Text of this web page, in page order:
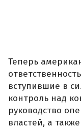
Теперь
вступившие в
контроль над
руководство
властей, а